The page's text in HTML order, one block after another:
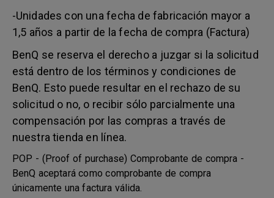
-Unidades con una fecha de fabricación mayor a
1,5 años a partir de la fecha de compra (Factura)
BenQ se reserva el derecho a juzgar si la solicitud
está dentro de los términos y condiciones de
BenQ. Esto puede resultar en el rechazo de su
solicitud o no, o recibir sólo parcialmente una
compensación por las compras a través de
nuestra tienda en línea.
POP - (Proof of purchase) Comprobante de compra -
BenQ aceptará como comprobante de compra
únicamente una factura válida.